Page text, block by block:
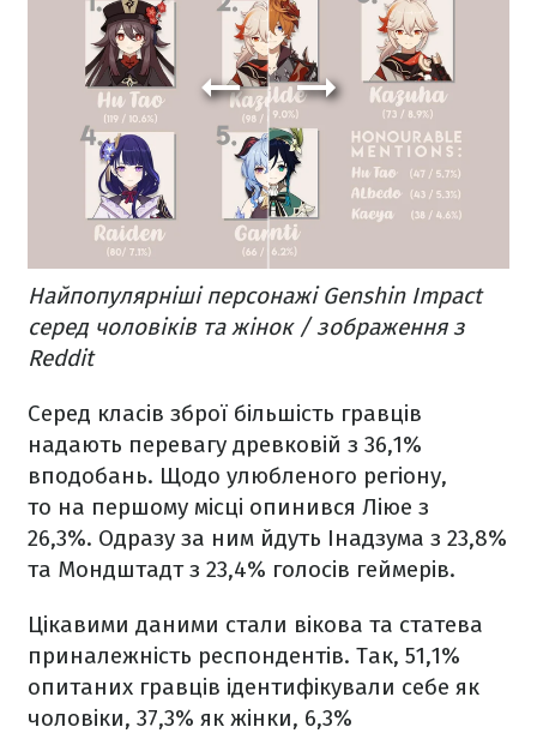
Найпопулярніші персонажі Genshin Impact
серед чоловіків та жінок / зображення з
Reddit
Серед класів зброї більшість гравців
надають перевагу древковій з 36,1%
вподобань. Щодо улюбленого регіону,
то на першому місці опинився Ліюе з
26,3%. Одразу за ним йдуть Інадзума з 23,8%
та Мондштадт з 23,4% голосів геймерів.
Цікавими даними стали вікова та статева
приналежність респондентів. Так, 51,1%
опитаних гравців ідентифікували себе як
чоловіки, 37,3% як жінки, 6,3%